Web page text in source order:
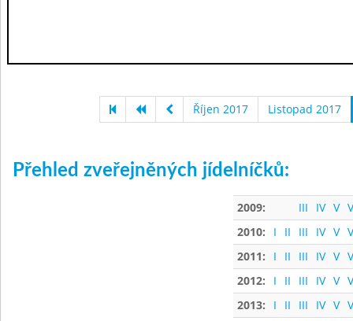
Říjen 2017 Listopad 2017
Přehled zveřejněných jídelníčků:
2009: III IV V
2010:
I II III IV V
2011:
I II III IV V
2012:
I II III IV V
2013:
I II III IV V